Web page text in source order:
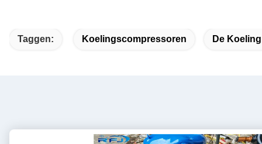
Taggen: Koelingscompressoren De